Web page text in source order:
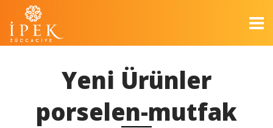
Yeni Ürünler
porselen-mutfak